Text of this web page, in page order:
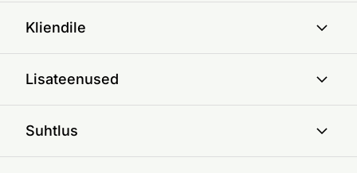
Kliendile
Lisateenused
Suhtlus